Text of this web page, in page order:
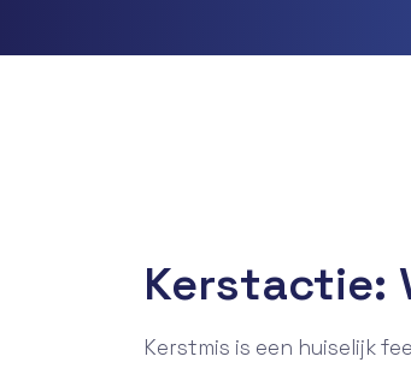
Kerstactie:
Kerstmis is een huiselijk